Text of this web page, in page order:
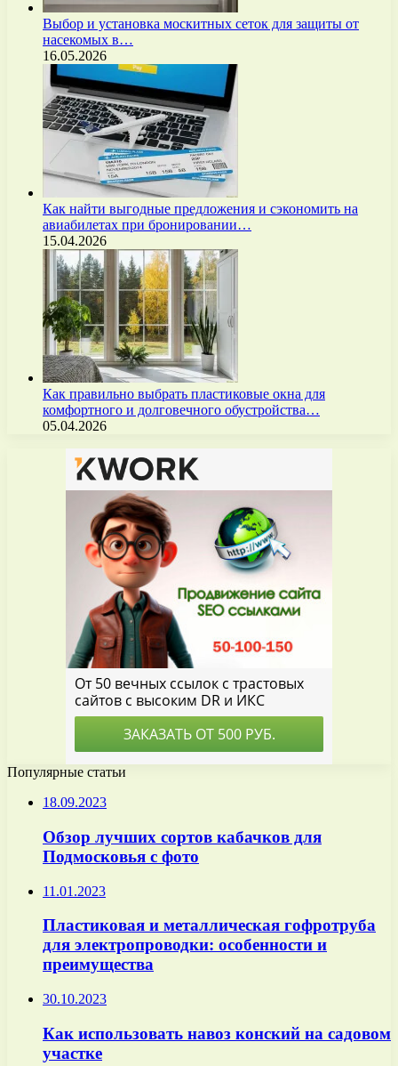
Выбор и установка москитных сеток для защиты от
насекомых в…
16.05.2026
Как найти выгодные предложения и сэкономить на
авиабилетах при бронировании…
15.04.2026
Как правильно выбрать пластиковые окна для
комфортного и долговечного обустройства…
05.04.2026
Популярные статьи
18.09.2023
Обзор лучших сортов кабачков для
Подмосковья с фото
11.01.2023
Пластиковая и металлическая гофротруба
для электропроводки: особенности и
преимущества
30.10.2023
Как использовать навоз конский на садовом
участке